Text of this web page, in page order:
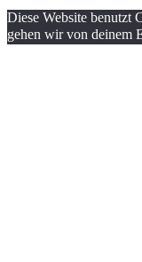
Diese Website benutzt
gehen wir von deinem